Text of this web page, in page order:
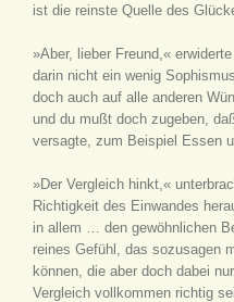
ist die reinste Quelle des
»Aber, lieber Freund,«
darin nicht ein wenig
doch auch auf alle anderen
und du mußt doch zugeben,
versagte, zum Beispiel Essen
»Der Vergleich hinkt,«
Richtigkeit des Einwandes
in allem … den gewöhnlichen
reines Gefühl, das sozusagen
können, die aber doch dabei
Vergleich vollkommen richtig